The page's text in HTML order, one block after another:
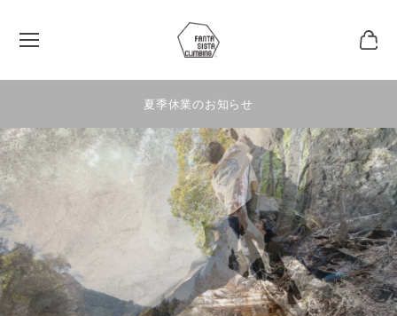
夏季休業のお知らせ